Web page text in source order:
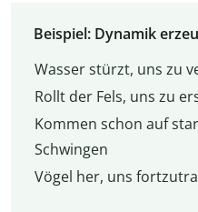
Beispiel: Dynamik
Wasser stürzt, uns zu
Rollt der Fels, uns zu
Kommen schon auf
Schwingen
Vögel her, uns